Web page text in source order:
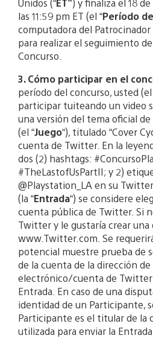
Unidos (“ET”) y finaliza el 18
las 11:59 pm ET (el “Período
computadora del
para realizar el seguimiento
Concurso.
3. Cómo participar en el
período del concurso, usted (el
participar tuiteando un video
una versión del tema oficial
(el “Juego“), titulado “Cover
cuenta de Twitter. En la
dos (2) hashtags:
#TheLastofUsPartII; y 2)
@Playstation_LA en su
(la “Entrada“) se considere
cuenta pública de Twitter. Si
Twitter y le gustaría crear una
www.Twitter.com. Se
potencial muestre prueba de
de la cuenta de la dirección
electrónico/cuenta de Twitter
Entrada. En caso de una
identidad de un Participante,
Participante es el titular de la
utilizada para enviar la Entrada.